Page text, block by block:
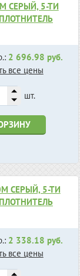
СЕРЫЙ, 5-ТИ
2 696.98 руб.
все цены
шт.
СЕРЫЙ, 5-ТИ
2 338.18 руб.
все цены